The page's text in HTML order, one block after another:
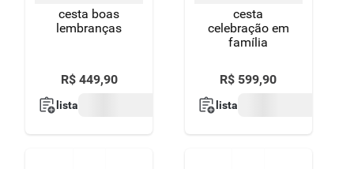
cesta boas
lembranças
R$ 449,90
lista
cesta
celebração em
família
R$ 599,90
lista